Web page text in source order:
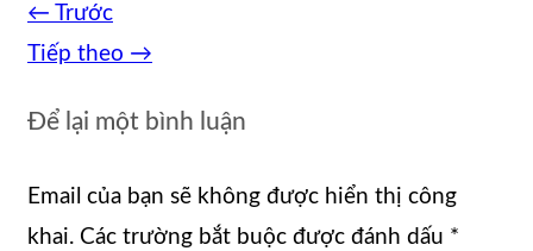
← Trước
Tiếp theo →
Để lại một bình luận
Email của bạn sẽ không được hiển thị công
khai. Các trường bắt buộc được đánh dấu *